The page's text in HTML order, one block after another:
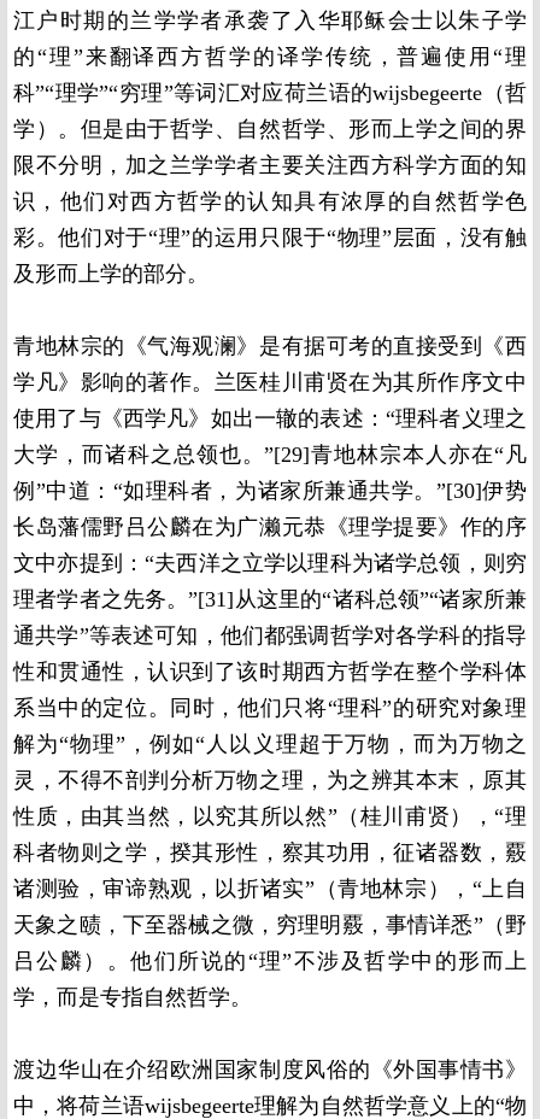
江户时期的兰学学者承袭了入华耶稣会士以朱子学
的“理”来翻译西方哲学的译学传统，普遍使用“理
科”“理学”“穷理”等词汇对应荷兰语的wijsbegeerte（哲
学）。但是由于哲学、自然哲学、形而上学之间的界
限不分明，加之兰学学者主要关注西方科学方面的知
识，他们对西方哲学的认知具有浓厚的自然哲学色
彩。他们对于“理”的运用只限于“物理”层面，没有触
及形而上学的部分。
青地林宗的《气海观澜》是有据可考的直接受到《西
学凡》影响的著作。兰医桂川甫贤在为其所作序文中
使用了与《西学凡》如出一辙的表述：“理科者义理之
大学，而诸科之总领也。”[29]青地林宗本人亦在“凡
例”中道：“如理科者，为诸家所兼通共学。”[30]伊势
长岛藩儒野吕公麟在为广濑元恭《理学提要》作的序
文中亦提到：“夫西洋之立学以理科为诸学总领，则穷
理者学者之先务。”[31]从这里的“诸科总领”“诸家所兼
通共学”等表述可知，他们都强调哲学对各学科的指导
性和贯通性，认识到了该时期西方哲学在整个学科体
系当中的定位。同时，他们只将“理科”的研究对象理
解为“物理”，例如“人以义理超于万物，而为万物之
灵，不得不剖判分析万物之理，为之辨其本末，原其
性质，由其当然，以究其所以然”（桂川甫贤），“理
科者物则之学，揆其形性，察其功用，征诸器数，覈
诸测验，审谛熟观，以折诸实”（青地林宗），“上自
天象之赜，下至器械之微，穷理明覈，事情详悉”（野
吕公麟）。他们所说的“理”不涉及哲学中的形而上
学，而是专指自然哲学。
渡边华山在介绍欧洲国家制度风俗的《外国事情书》
中，将荷兰语wijsbegeerte理解为自然哲学意义上的“物